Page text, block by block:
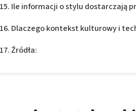
Ile informacji o stylu dostarczają
Dlaczego kontekst kulturowy i
Źródła: